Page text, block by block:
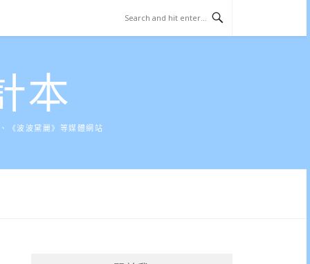
本
《波波黛麗》等媒體網站